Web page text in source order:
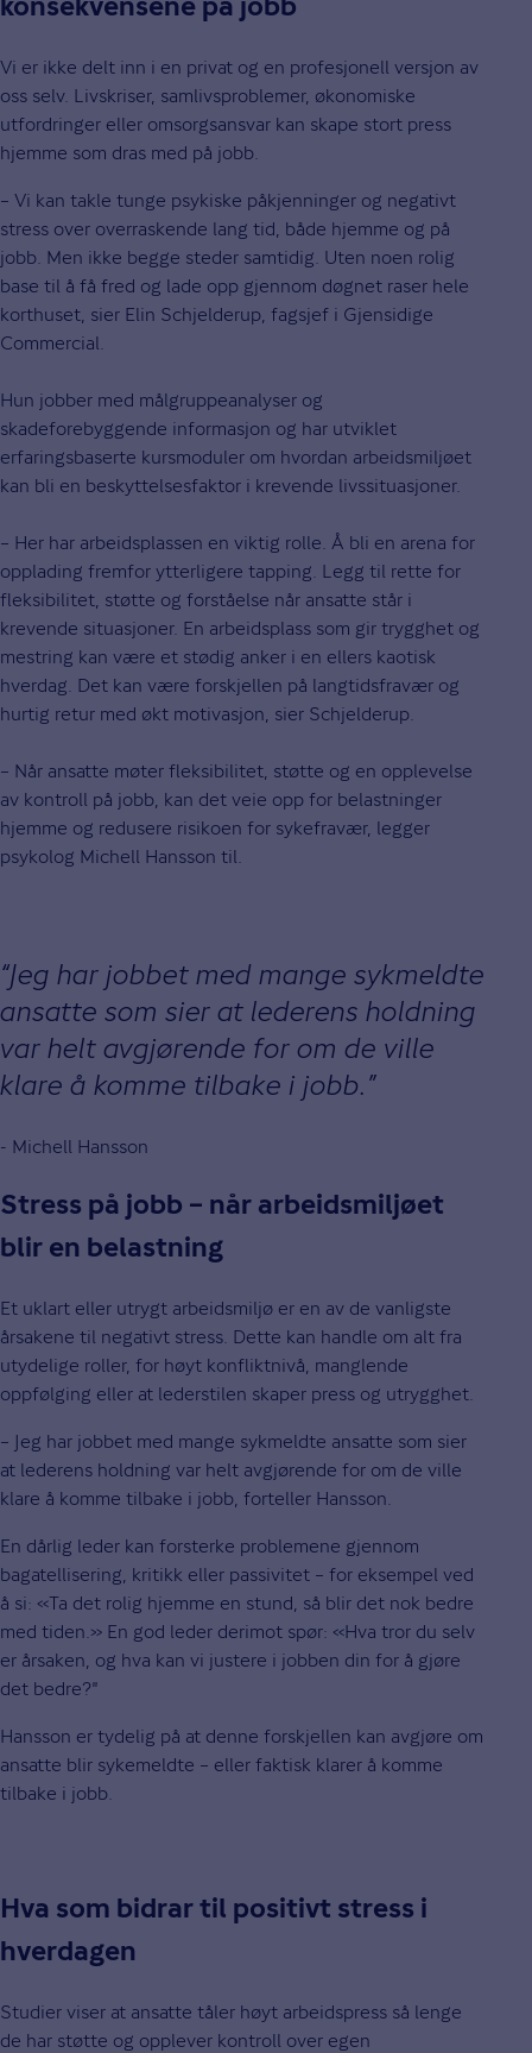
konsekvensene på jobb
Vi er ikke delt inn i en privat og en profesjonell versjon av
oss selv. Livskriser, samlivsproblemer, økonomiske
utfordringer eller omsorgsansvar kan skape stort press
hjemme som dras med på jobb.
– Vi kan takle tunge psykiske påkjenninger og negativt
stress over overraskende lang tid, både hjemme og på
jobb. Men ikke begge steder samtidig. Uten noen rolig
base til å få fred og lade opp gjennom døgnet raser hele
korthuset, sier Elin Schjelderup, fagsjef i Gjensidige
Commercial.
Hun jobber med målgruppeanalyser og
skadeforebyggende informasjon og har utviklet
erfaringsbaserte kursmoduler om hvordan arbeidsmiljøet
kan bli en beskyttelsesfaktor i krevende livssituasjoner.
– Her har arbeidsplassen en viktig rolle. Å bli en arena for
opplading fremfor ytterligere tapping. Legg til rette for
fleksibilitet, støtte og forståelse når ansatte står i
krevende situasjoner. En arbeidsplass som gir trygghet og
mestring kan være et stødig anker i en ellers kaotisk
hverdag. Det kan være forskjellen på langtidsfravær og
hurtig retur med økt motivasjon, sier Schjelderup.
– Når ansatte møter fleksibilitet, støtte og en opplevelse
av kontroll på jobb, kan det veie opp for belastninger
hjemme og redusere risikoen for sykefravær, legger
psykolog Michell Hansson til.
Jeg har jobbet med mange sykmeldte
ansatte som sier at lederens holdning
var helt avgjørende for om de ville
klare å komme tilbake i jobb.
- Michell Hansson
Stress på jobb – når arbeidsmiljøet
blir en belastning
Et uklart eller utrygt arbeidsmiljø er en av de vanligste
årsakene til negativt stress. Dette kan handle om alt fra
utydelige roller, for høyt konfliktnivå, manglende
oppfølging eller at lederstilen skaper press og utrygghet.
– Jeg har jobbet med mange sykmeldte ansatte som sier
at lederens holdning var helt avgjørende for om de ville
klare å komme tilbake i jobb, forteller Hansson.
En dårlig leder kan forsterke problemene gjennom
bagatellisering, kritikk eller passivitet – for eksempel ved
å si: «Ta det rolig hjemme en stund, så blir det nok bedre
med tiden.» En god leder derimot spør: «Hva tror du selv
er årsaken, og hva kan vi justere i jobben din for å gjøre
det bedre?"
Hansson er tydelig på at denne forskjellen kan avgjøre om
ansatte blir sykemeldte – eller faktisk klarer å komme
tilbake i jobb.
Hva som bidrar til positivt stress i
hverdagen
Studier viser at ansatte tåler høyt arbeidspress så lenge
de har støtte og opplever kontroll over egen